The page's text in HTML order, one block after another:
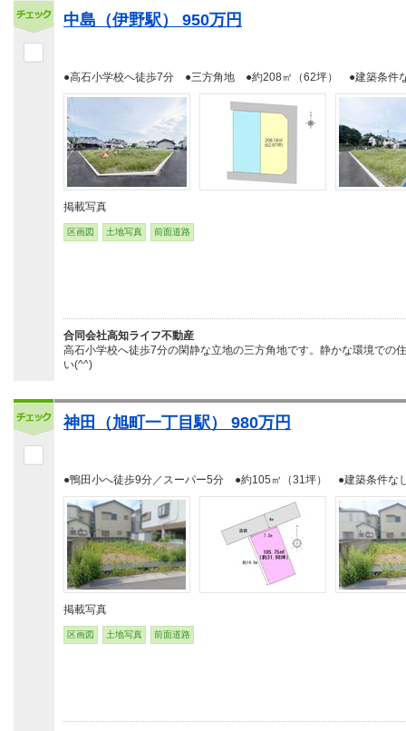
中島（伊野駅） 950万円
●高石小学校へ徒歩7分 ●三方角地 ●約208㎡（62坪） ●建築条件
掲載写真
区画図 土地写真 前面道路
合同会社高知ライフ不動産
高石小学校へ徒歩7分の閑静な立地の三方角地です。静かな環境での
い(^^)
神田（旭町一丁目駅） 980万円
●鴨田小へ徒歩9分／スーパー5分 ●約105㎡（31坪） ●建築条件な
掲載写真
区画図 土地写真 前面道路